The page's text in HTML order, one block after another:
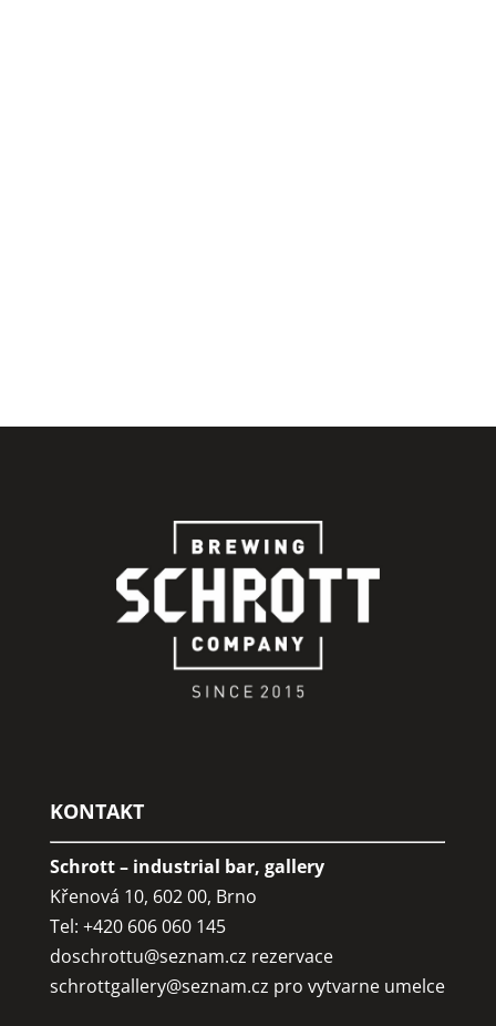
KONTAKT
Schrott – industrial bar, gallery
Křenová 10, 602 00, Brno
Tel: +420 606 060 145
doschrottu@seznam.cz rezervace
schrottgallery@seznam.cz pro vytvarne umelce